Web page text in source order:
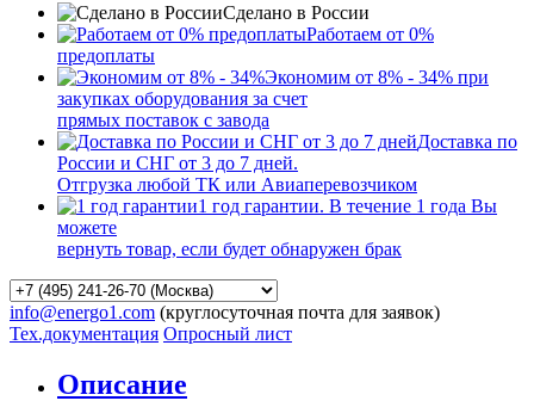
Сделано в России
Работаем от 0%
предоплаты
Экономим от 8% - 34% при
закупках оборудования за счет
прямых поставок с завода
Доставка по
России и СНГ от 3 до 7 дней.
Отгрузка любой ТК или Авиаперевозчиком
1 год гарантии. В течение 1 года Вы
можете
вернуть товар, если будет обнаружен брак
info@energo1.com (круглосуточная почта для заявок)
Тех.документация Опросный лист
Описание